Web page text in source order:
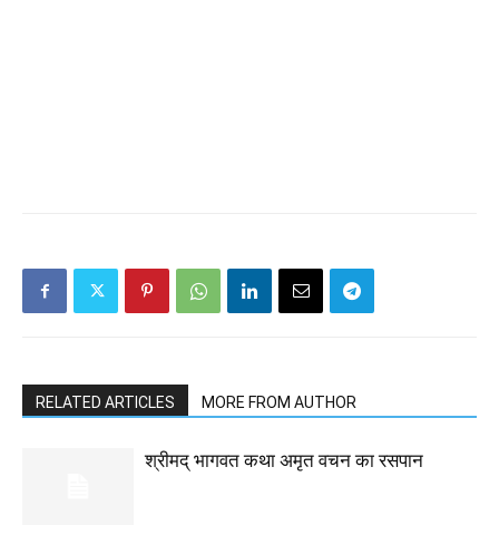
RELATED ARTICLES MORE FROM AUTHOR
श्रीमद् भागवत कथा अमृत वचन का रसपान